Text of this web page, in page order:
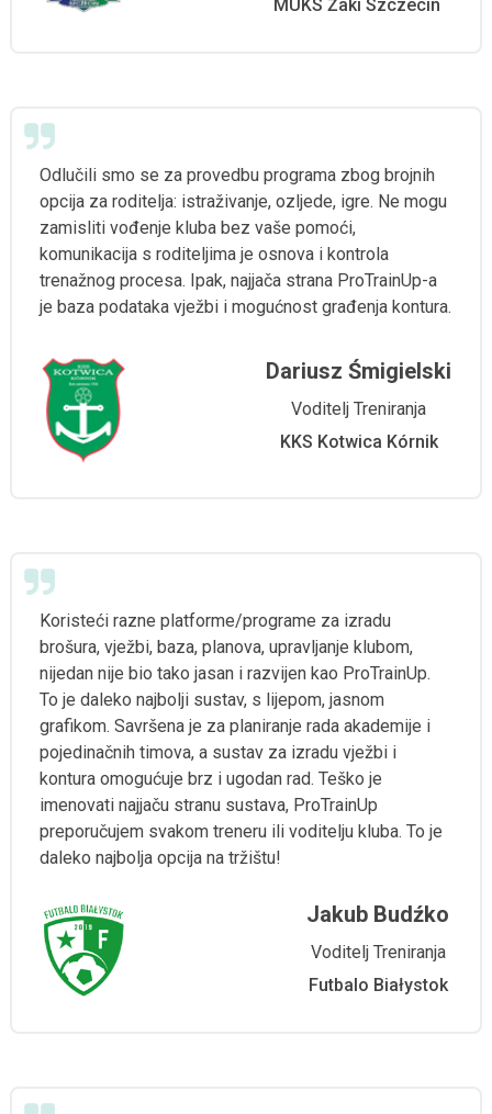
MUKS Żaki Szczecin
Odlučili smo se za provedbu programa zbog brojnih
opcija za roditelja: istraživanje, ozljede, igre. Ne mogu
zamisliti vođenje kluba bez vaše pomoći,
komunikacija s roditeljima je osnova i kontrola
trenažnog procesa. Ipak, najjača strana ProTrainUp-a
je baza podataka vježbi i mogućnost građenja kontura.
Dariusz Śmigielski
Voditelj Treniranja
KKS Kotwica Kórnik
Koristeći razne platforme/programe za izradu
brošura, vježbi, baza, planova, upravljanje klubom,
nijedan nije bio tako jasan i razvijen kao ProTrainUp.
To je daleko najbolji sustav, s lijepom, jasnom
grafikom. Savršena je za planiranje rada akademije i
pojedinačnih timova, a sustav za izradu vježbi i
kontura omogućuje brz i ugodan rad. Teško je
imenovati najjaču stranu sustava, ProTrainUp
preporučujem svakom treneru ili voditelju kluba. To je
daleko najbolja opcija na tržištu!
Jakub Budźko
Voditelj Treniranja
Futbalo Białystok